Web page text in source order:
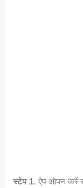
स्टेप 1. ऐप ओपन करें